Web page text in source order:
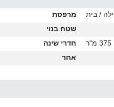
/ בית
מרפסת
שטח בנוי
375 מ"ר חדרי שינה
אחר